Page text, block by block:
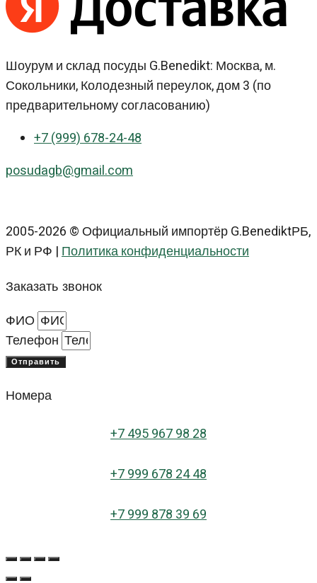
Шоурум и склад посуды G.Benedikt: Москва, м.
Сокольники, Колодезный переулок, дом 3 (по
предварительному согласованию)
+7 (999) 678-24-48
posudagb@gmail.com
2005-2026 © Официальный импортёр G.BenediktРБ,
РК и РФ |Политика конфиденциальности
Заказать звонок
ФИО
Телефон
Отправить
Номера
+7 495 967 98 28
+7 999 678 24 48
+7 999 878 39 69